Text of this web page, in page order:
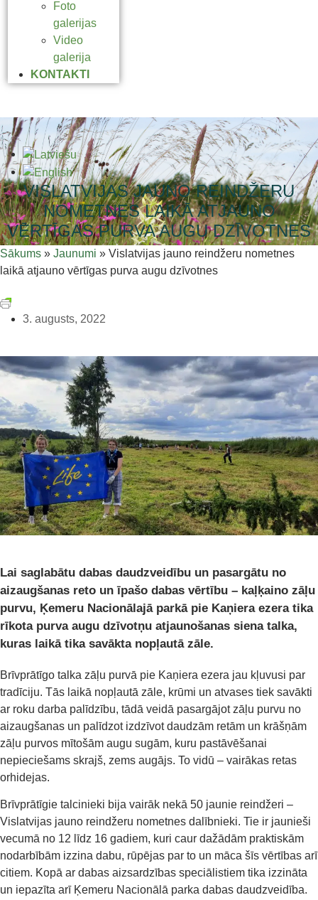
Foto
galerijas
Video
galerija
KONTAKTI
VISLATVIJAS JAUNO REINDŽERU
NOMETNES LAIKĀ ATJAUNO
VĒRTĪGAS PURVA AUGU DZĪVOTNES
Sākums » Jaunumi » Vislatvijas jauno reindžeru nometnes
laikā atjauno vērtīgas purva augu dzīvotnes
3. augusts, 2022
Lai saglabātu dabas daudzveidību un pasargātu no
aizaugšanas reto un īpašo dabas vērtību – kaļķaino zāļu
purvu, Ķemeru Nacionālajā parkā pie Kaņiera ezera tika
rīkota purva augu dzīvotņu atjaunošanas siena talka,
kuras laikā tika savākta nopļautā zāle.
Brīvprātīgo talka zāļu purvā pie Kaņiera ezera jau kļuvusi par
tradīciju. Tās laikā nopļautā zāle, krūmi un atvases tiek savākti
ar roku darba palīdzību, tādā veidā pasargājot zāļu purvu no
aizaugšanas un palīdzot izdzīvot daudzām retām un krāšņām
zāļu purvos mītošām augu sugām, kuru pastāvēšanai
nepieciešams skrajš, zems augājs. To vidū – vairākas retas
orhidejas.
Brīvprātīgie talcinieki bija vairāk nekā 50 jaunie reindžeri –
Vislatvijas jauno reindžeru nometnes dalībnieki. Tie ir jaunieši
vecumā no 12 līdz 16 gadiem, kuri caur dažādām praktiskām
nodarbībām izzina dabu, rūpējas par to un māca šīs vērtības arī
citiem. Kopā ar dabas aizsardzības speciālistiem tika izzināta
un iepazīta arī Ķemeru Nacionālā parka dabas daudzveidība.